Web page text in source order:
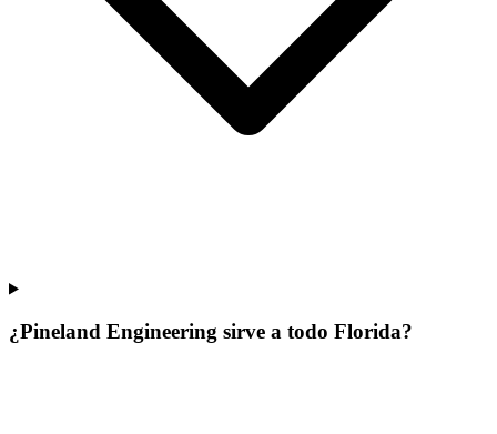
¿Pineland Engineering sirve a todo Florida?